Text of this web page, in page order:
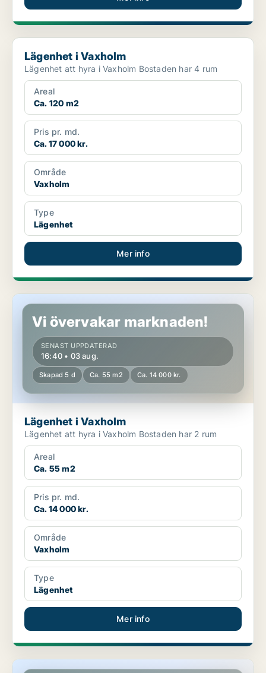
Lägenhet i Vaxholm
Lägenhet i Vaxholm
Lägenhet att hyra i Vaxholm Bostaden har 4 rum
Areal
Ca. 120 m2
Pris pr. md.
Ca. 17 000 kr.
Område
Vaxholm
Type
Lägenhet
Mer info
Lägenhet i Vaxholm
Vi övervakar marknaden!
SENAST UPPDATERAD
16:40 • 03 aug.
Skapad 5 d Ca. 55 m2 Ca. 14 000 kr.
Lägenhet i Vaxholm
Lägenhet att hyra i Vaxholm Bostaden har 2 rum
Areal
Ca. 55 m2
Pris pr. md.
Ca. 14 000 kr.
Område
Vaxholm
Type
Lägenhet
Mer info
Lägenhet i Vaxholm